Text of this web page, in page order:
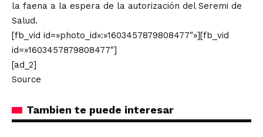
la faena a la espera de la autorización del Seremi de
Salud.
[fb_vid id=»photo_id»:»1603457879808477″»][fb_vid
id=»1603457879808477″]
[ad_2]
Source
Tambien te puede interesar